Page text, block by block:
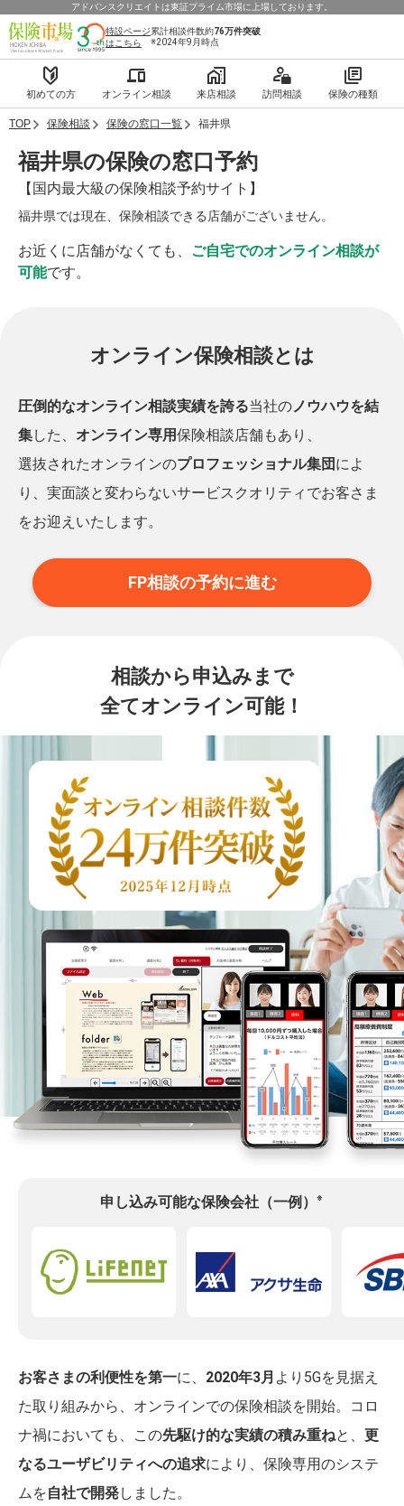
アドバンスクリエイトは東証プライム市場に上場しております。
特設ページ
はこちら
累計相談件数約76万件突破
※2024年9月時点
初めての方 オンライン相談 来店相談 訪問相談 保険の種類
TOP 保険相談 保険の窓口一覧 福井県
福井県の保険の窓口予約
【国内最大級の保険相談予約サイト】
福井県では現在、保険相談できる店舗がございません。
お近くに店舗がなくても、 ご自宅でのオンライン相談が
可能です。
オンライン保険相談とは
圧倒的なオンライン相談実績を誇る当社のノウハウを結
集した、 オンライン専用保険相談店舗もあり、
選抜されたオンラインのプロフェッショナル集団 によ
り、実面談と変わらないサービスクオリティでお客さま
をお迎えいたします。
FP相談の予約に進む
相談から申込みまで
全てオンライン可能！
申し込み可能な保険会社（一例） ※
お客さまの利便性を第一に、 2020年3月 より5Gを見据え
た取り組みから、オンラインでの保険相談を開始。コロ
ナ禍においても、この先駆け的な実績の積み重ねと、 更
なるユーザビリティへの追求により、保険専用のシステ
ムを自社で開発しました。